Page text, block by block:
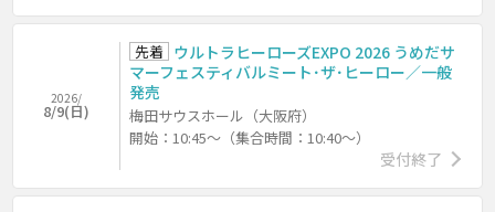
2026/
8/9(日)
先着 ウルトラヒーローズEXPO 2026 うめだサ
マーフェスティバルミート･ザ･ヒーロー／一般
発売
梅田サウスホール（大阪府）
開始：10:45～（集合時間：10:40～）
受付終了